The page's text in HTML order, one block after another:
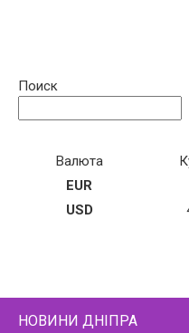
Поиск
Валюта
EUR
USD
НОВИНИ ДНІПРА